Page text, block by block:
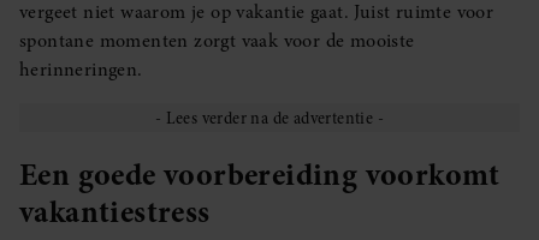
vergeet niet waarom je op vakantie gaat. Juist ruimte voor
spontane momenten zorgt vaak voor de mooiste
herinneringen.
Een goede voorbereiding voorkomt
vakantiestress